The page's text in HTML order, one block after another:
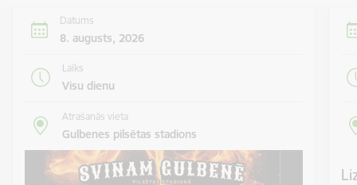
Datums
8. augusts, 2026
Laiks
Visu dienu
Atrašanās vieta
Gulbenes pilsētas stadions